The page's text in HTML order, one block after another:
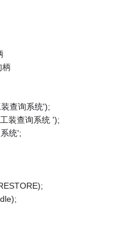
柄
查询系统');
装查询系统 ');
统';